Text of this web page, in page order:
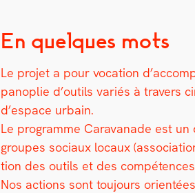
En quelques mots
Le pro­jet a pour voca­tion
panoplie d’outils var­iés à tra­vers
d’espace urbain.
Le pro­gramme Car­a­vanade est
groupes soci­aux locaux
tion des out­ils et des
Nos actions sont tou­jours